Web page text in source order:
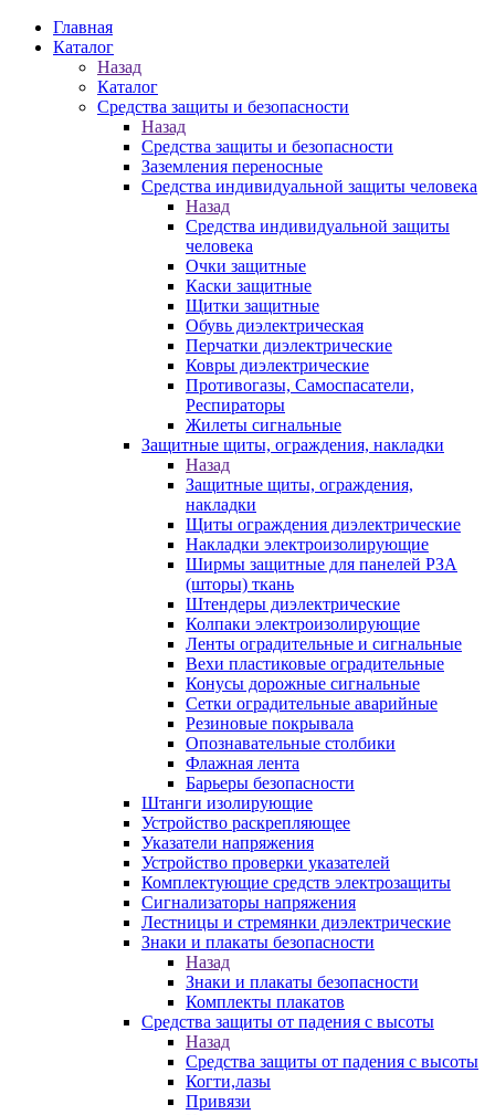
Главная
Каталог
Назад
Каталог
Средства защиты и безопасности
Назад
Средства защиты и безопасности
Заземления переносные
Средства индивидуальной защиты человека
Назад
Средства индивидуальной защиты
человека
Очки защитные
Каски защитные
Щитки защитные
Обувь диэлектрическая
Перчатки диэлектрические
Ковры диэлектрические
Противогазы, Самоспасатели,
Респираторы
Жилеты сигнальные
Защитные щиты, ограждения, накладки
Назад
Защитные щиты, ограждения,
накладки
Щиты ограждения диэлектрические
Накладки электроизолирующие
Ширмы защитные для панелей РЗА
(шторы) ткань
Штендеры диэлектрические
Колпаки электроизолирующие
Ленты оградительные и сигнальные
Вехи пластиковые оградительные
Конусы дорожные сигнальные
Сетки оградительные аварийные
Резиновые покрывала
Опознавательные столбики
Флажная лента
Барьеры безопасности
Штанги изолирующие
Устройство раскрепляющее
Указатели напряжения
Устройство проверки указателей
Комплектующие средств электрозащиты
Сигнализаторы напряжения
Лестницы и стремянки диэлектрические
Знаки и плакаты безопасности
Назад
Знаки и плакаты безопасности
Комплекты плакатов
Средства защиты от падения с высоты
Назад
Средства защиты от падения с высоты
Когти,лазы
Привязи